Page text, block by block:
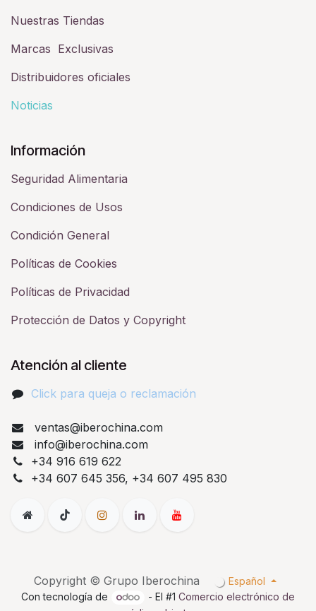
Nuestras Tiendas
Marcas Exclusivas
Distribuidores oficiales
Noticias
Información
Seguridad Alimentaria
Condiciones de Usos
Condición General
Políticas de Cookies
Políticas de Privacidad
Protección de Datos y Copyright
Atención al cliente
Click para queja o reclamación​
ventas@iberochina.com
info@iberochina.com
+34 916 619 622
+34 607 645 356, +34 607 495 830
Copyright © Grupo Iberochina
Español
Con tecnología de
- El #1 Comercio electrónico de